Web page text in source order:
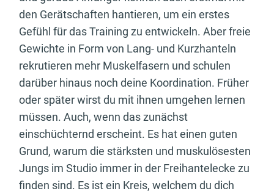
den Gerätschaften hantieren, um ein erstes
Gefühl für das Training zu entwickeln. Aber freie
Gewichte in Form von Lang- und Kurzhanteln
rekrutieren mehr Muskelfasern und schulen
darüber hinaus noch deine Koordination. Früher
oder später wirst du mit ihnen umgehen lernen
müssen. Auch, wenn das zunächst
einschüchternd erscheint. Es hat einen guten
Grund, warum die stärksten und muskulösesten
Jungs im Studio immer in der Freihantelecke zu
finden sind. Es ist ein Kreis, welchem du dich